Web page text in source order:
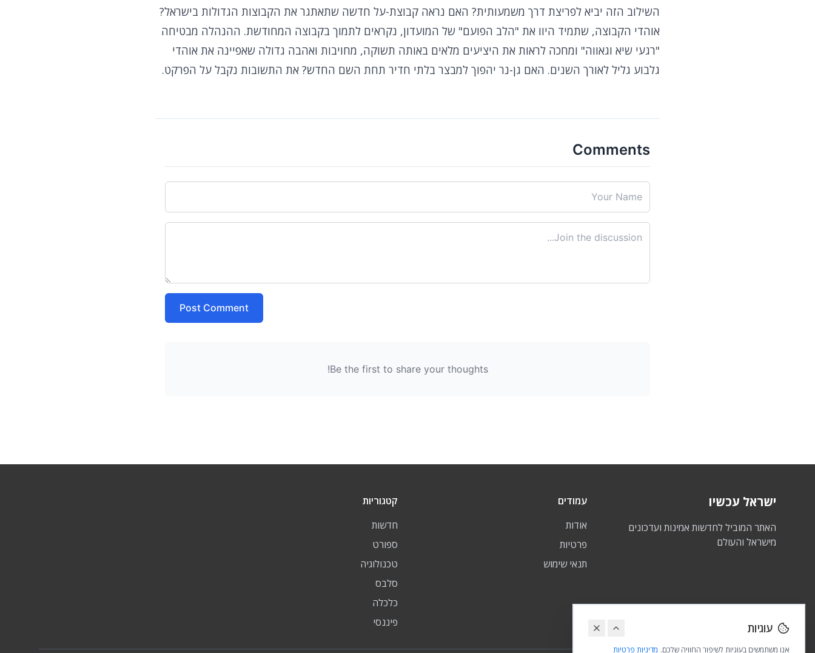
השילוב הזה יביא לפריצת דרך משמעותית? האם נראה קבוצת-על חדשה שתאתגר את הקבוצות הגדולות בישראל?
אוהדי הקבוצה, שתמיד היוו את "הלב הפועם" של המועדון, נקראים לתמוך בקבוצה המחודשת. ההנהלה מבטיחה
"רגעי שיא וגאווה" ומחכה לראות את היציעים מלאים באותה תשוקה, מחויבות ואהבה גדולה שאפיינה את אוהדי
גלבוע גליל לאורך השנים. האם גן-נר יהפוך למבצר בלתי חדיר תחת השם החדש? את התשובות נקבל על הפרקט.
Comments
Post Comment
Be the first to share your thoughts!
ישראל עכשיו
האתר המוביל לחדשות אמינות ועדכונים
מישראל והעולם
עמודים
אודות
פרטיות
תנאי שימוש
קטגוריות
חדשות
ספורט
טכנולוגיה
סלבס
כלכלה
פיננסי
עוגיות
אנו משתמשים בעוגיות לשיפור החוויה שלכם. מדיניות פרטיות